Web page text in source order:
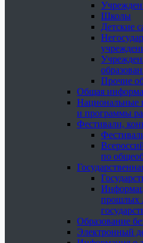
Школы
Детские
Прочие
Общая
Национальные
и программы
Фестивали,
по
прошлых
Образование
Электронный